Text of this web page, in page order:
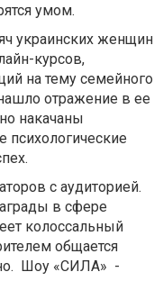
умом.
украинских женщин
курсов,
на тему семейного
отражение в ее
накачаны
психологические
с аудиторией.
в сфере
колоссальный
общается
Шоу «СИЛА» -